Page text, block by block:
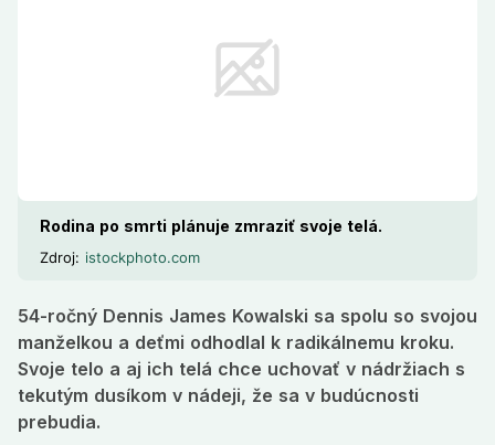
Rodina po smrti plánuje zmraziť svoje telá.
Zdroj: istockphoto.com
54-ročný Dennis James Kowalski sa spolu so svojou
manželkou a deťmi odhodlal k radikálnemu kroku.
Svoje telo a aj ich telá chce uchovať v nádržiach s
tekutým dusíkom v nádeji, že sa v budúcnosti
prebudia.